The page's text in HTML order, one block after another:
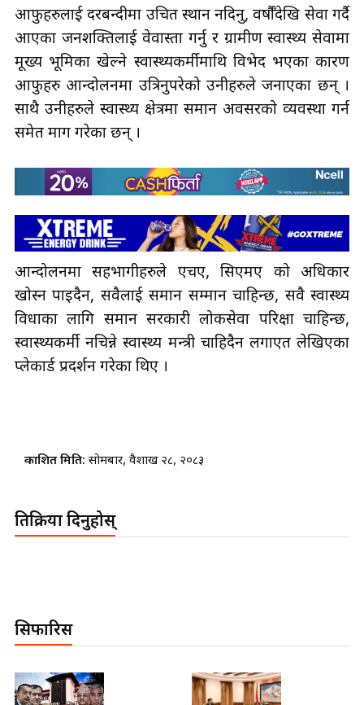
आफुहरुलाई दरबन्दीमा उचित स्थान नदिनु, वर्षौँदेखि सेवा गर्दै
आएका जनशक्तिलाई वेवास्ता गर्नु र ग्रामीण स्वास्थ्य सेवामा
मूख्य भूमिका खेल्ने स्वास्थ्यकर्मीमाथि विभेद भएका कारण
आफुहरु आन्दोलनमा उत्रिनुपरेको उनीहरुले जनाएका छन् ।
साथै उनीहरुले स्वास्थ्य क्षेत्रमा समान अवसरको व्यवस्था गर्न
समेत माग गरेका छन् ।
आन्दोलनमा सहभागीहरुले एचए, सिएमए को अधिकार
खोस्न पाइदैन, सवैलाई समान सम्मान चाहिन्छ, सवै स्वास्थ्य
विधाका लागि समान सरकारी लोकसेवा परिक्षा चाहिन्छ,
स्वास्थ्यकर्मी नचिन्ने स्वास्थ्य मन्त्री चाहिदैन लगाएत लेखिएका
प्लेकार्ड प्रदर्शन गरेका थिए ।
प्रकाशित मिति: सोमबार, वैशाख २८, २०८३
प्रतिक्रिया दिनुहोस्
सिफारिस